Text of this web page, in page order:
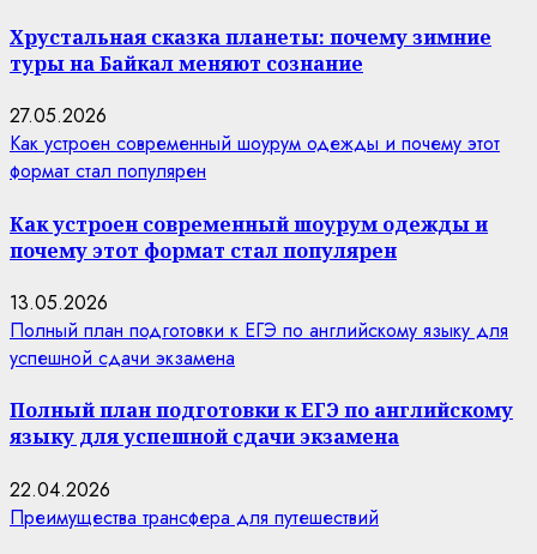
Хрустальная сказка планеты: почему зимние
туры на Байкал меняют сознание
27.05.2026
Как устроен современный шоурум одежды и почему этот
формат стал популярен
Как устроен современный шоурум одежды и
почему этот формат стал популярен
13.05.2026
Полный план подготовки к ЕГЭ по английскому языку для
успешной сдачи экзамена
Полный план подготовки к ЕГЭ по английскому
языку для успешной сдачи экзамена
22.04.2026
Преимущества трансфера для путешествий